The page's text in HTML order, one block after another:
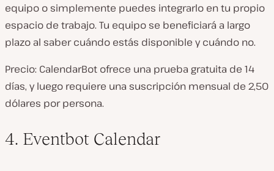
equipo o simplemente puedes integrarlo en tu propio
espacio de trabajo. Tu equipo se beneficiará a largo
plazo al saber cuándo estás disponible y cuándo no.
Precio: CalendarBot ofrece una prueba gratuita de 14
días, y luego requiere una suscripción mensual de 2,50
dólares por persona.
4. Eventbot Calendar